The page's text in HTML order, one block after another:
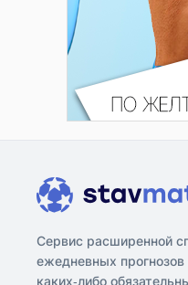
Сервис расширенной
ежедневных прогнозов
каких-либо